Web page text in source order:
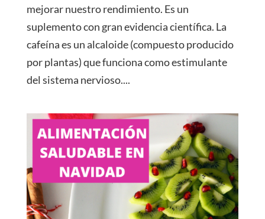
mejorar nuestro rendimiento. Es un
suplemento con gran evidencia científica. La
cafeína es un alcaloide (compuesto producido
por plantas) que funciona como estimulante
del sistema nervioso....